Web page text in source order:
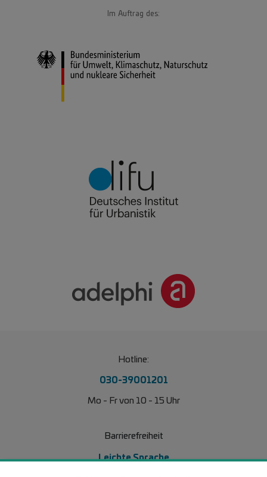
Im Auftrag des:
Hotline:
030-39001201
Mo - Fr von 10 - 15 Uhr
Barrierefreiheit
Leichte Sprache